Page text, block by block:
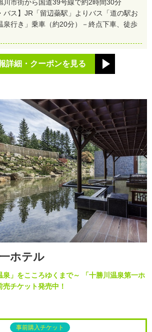
川市街から国道39号線で約2時間30分
バス】JR「留辺蘂駅」よりバス「道の駅お
泉行き」乗車（約20分）－終点下車、徒歩
詳細・クーポンを見る
ホテル
泉」をこころゆくまで～ 「十勝川温泉第一ホ
チケット発売中！
事前購入チケット